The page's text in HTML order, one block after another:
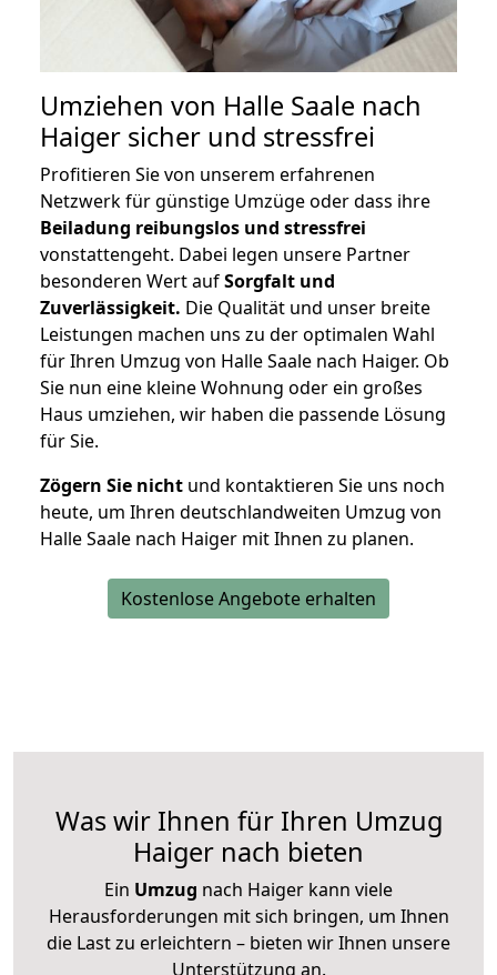
Umziehen von Halle Saale nach
Haiger sicher und stressfrei
Profitieren Sie von unserem erfahrenen
Netzwerk für günstige Umzüge oder dass ihre
Beiladung reibungslos und stressfrei
vonstattengeht. Dabei legen unsere Partner
besonderen Wert aufSorgfalt und
Zuverlässigkeit. Die Qualität und unser breite
Leistungen machen uns zu der optimalen Wahl
für Ihren Umzug von Halle Saale nach Haiger. Ob
Sie nun eine kleine Wohnung oder ein großes
Haus umziehen, wir haben die passende Lösung
für Sie.
Zögern Sie nicht und kontaktieren Sie uns noch
heute, um Ihren deutschlandweiten Umzug von
Halle Saale nach Haiger mit Ihnen zu planen.
Kostenlose Angebote erhalten
Was wir Ihnen für Ihren Umzug
Haiger nach bieten
Ein Umzug nach Haiger kann viele
Herausforderungen mit sich bringen, um Ihnen
die Last zu erleichtern – bieten wir Ihnen unsere
Unterstützung an.